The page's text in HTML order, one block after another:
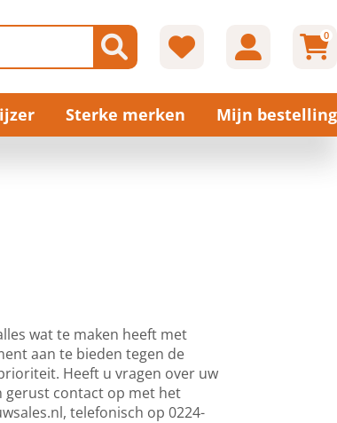
0
Sterke merken Mijn bestelling
wat te maken heeft met
aan te bieden tegen de
Heeft u vragen over uw
gerust contact op met het
, telefonisch op 0224-